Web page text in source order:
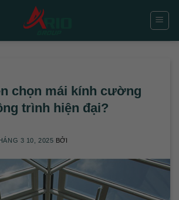
chọn mái kính cường
trình hiện đại?
3 10, 2025 BỞI